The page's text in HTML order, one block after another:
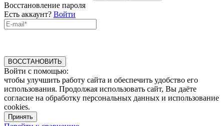
Восстановление пароля
Есть аккаунт? Войти
ВОССТАНОВИТЬ
Войти с помощью:
чтобы улучшить работу сайта и обеспечить удобство его
использования. Продолжая использовать сайт, Вы даёте
согласие на обработку персональных данных и использование
cookies.
Принять